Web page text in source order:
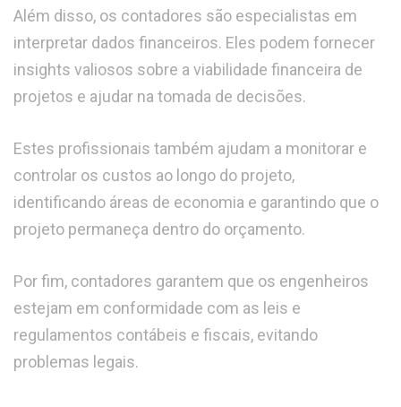
Além disso, os contadores são especialistas em
interpretar dados financeiros. Eles podem fornecer
insights valiosos sobre a viabilidade financeira de
projetos e ajudar na tomada de decisões.
Estes profissionais também ajudam a monitorar e
controlar os custos ao longo do projeto,
identificando áreas de economia e garantindo que o
projeto permaneça dentro do orçamento.
Por fim, contadores garantem que os engenheiros
estejam em conformidade com as leis e
regulamentos contábeis e fiscais, evitando
problemas legais.